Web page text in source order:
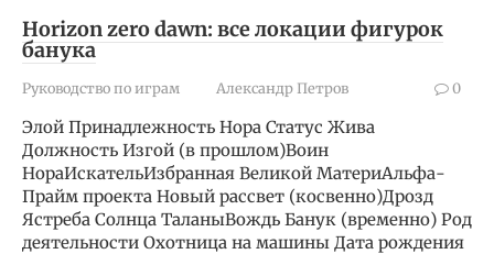
Horizon zero dawn: все локации фигурок
банука
Руководство по играм Александр Петров 0
Элой Принадлежность Нора Статус Жива
Должность Изгой (в прошлом)Воин
НораИскательИзбранная Великой МатериАльфа-
Прайм проекта Новый рассвет (косвенно)Дрозд
Ястреба Солнца ТаланыВождь Банук (временно) Род
деятельности Охотница на машины Дата рождения